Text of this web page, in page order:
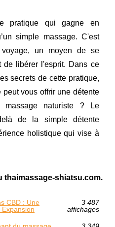
pratique qui gagne en
simple massage. C'est
un moyen de se
de libérer l'esprit. Dans ce
secrets de cette pratique,
vous offrir une détente
massage naturiste ? Le
de la simple détente
holistique qui vise à
thaimassage-shiatsu.com.
CBD : Une
3 487
affichages